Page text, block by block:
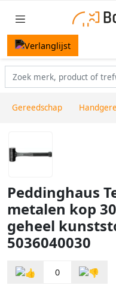
Gereedschap
Peddinghaus
metalen kop
geheel
5036040030
0